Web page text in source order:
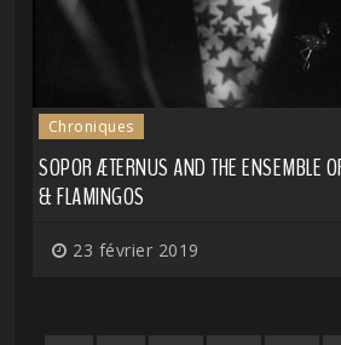
Chroniques
SOPOR ÆTERNUS AND THE ENSEMBLE
& FLAMINGOS
23 février 2019